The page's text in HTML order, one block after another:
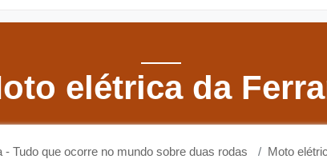
elétrica da
- Tudo que ocorre no mundo sobre duas rodas Moto